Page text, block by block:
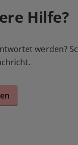
Hilfe?
werden?